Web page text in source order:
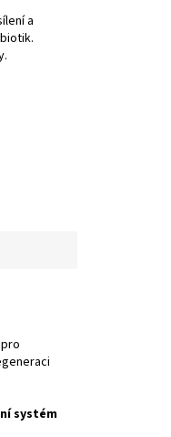
a
systém